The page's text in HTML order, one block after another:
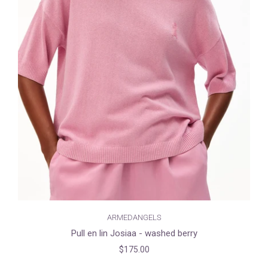
ARMEDANGELS
Pull en lin Josiaa - washed berry
$175.00